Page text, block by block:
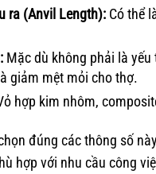
ra (Anvil Length): Có thể
Mặc dù không phải là
giảm mệt mỏi cho thợ.
hợp kim nhôm,
đúng các thông số
hợp với nhu cầu công